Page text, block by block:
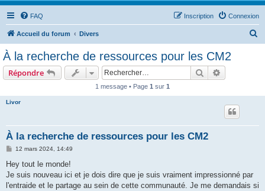
FAQ Connexion
Inscription
Accueil du forum Divers
À la recherche de ressources pour les CM2
Répondre Rechercher
1 message • Page 1 sur 1
Livor
À la recherche de ressources pour les CM2
M
s
s
a
g
12 mars 2024, 14:49
Hey tout le monde!
Je suis nouveau ici et je dois dire que je suis vraiment impressionné par
l'entraide et le partage au sein de cette communauté. Je me demandais si